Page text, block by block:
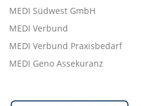
MEDI Südwest GmbH
MEDI Verbund
MEDI Verbund Praxisbedarf
MEDI Geno Assekuranz